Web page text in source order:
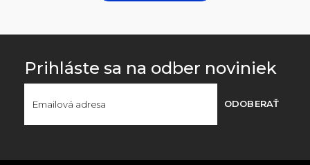
Prihláste sa na odber noviniek
ODOBERAŤ